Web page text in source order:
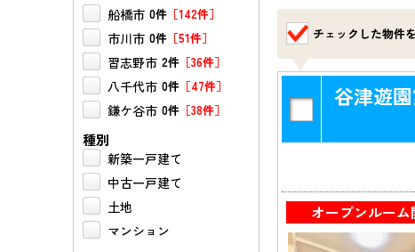
チェックした物件を
谷津遊
オープンルーム
船橋市 0件 ［142件］
市川市 0件 ［51件］
習志野市 2件 ［36件］
八千代市 0件 ［47件］
鎌ケ谷市 0件 ［38件］
白井市
佐倉市 0件［55件］
四街道市 0件［45件］
印西市
千葉市中央区
種別
新築一戸建て
中古一戸建て
土地
マンション